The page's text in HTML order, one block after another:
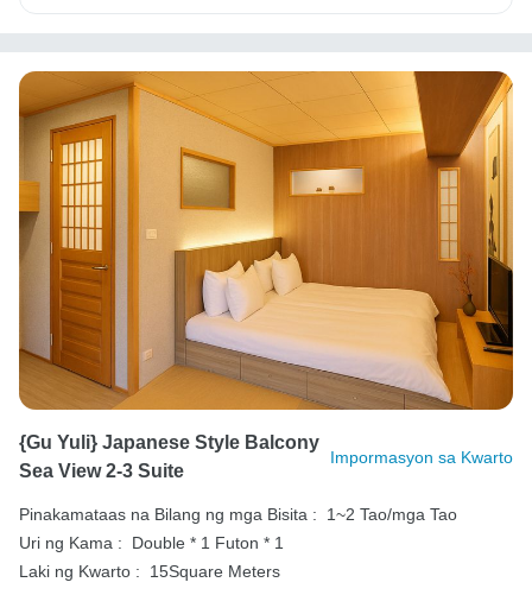
{Gu Yuli} Japanese Style Balcony
Sea View 2-3 Suite
Impormasyon sa Kwarto
Pinakamataas na Bilang ng mga Bisita :
1~2 Tao/mga Tao
Uri ng Kama :
Double * 1 Futon * 1
Laki ng Kwarto :
15Square Meters